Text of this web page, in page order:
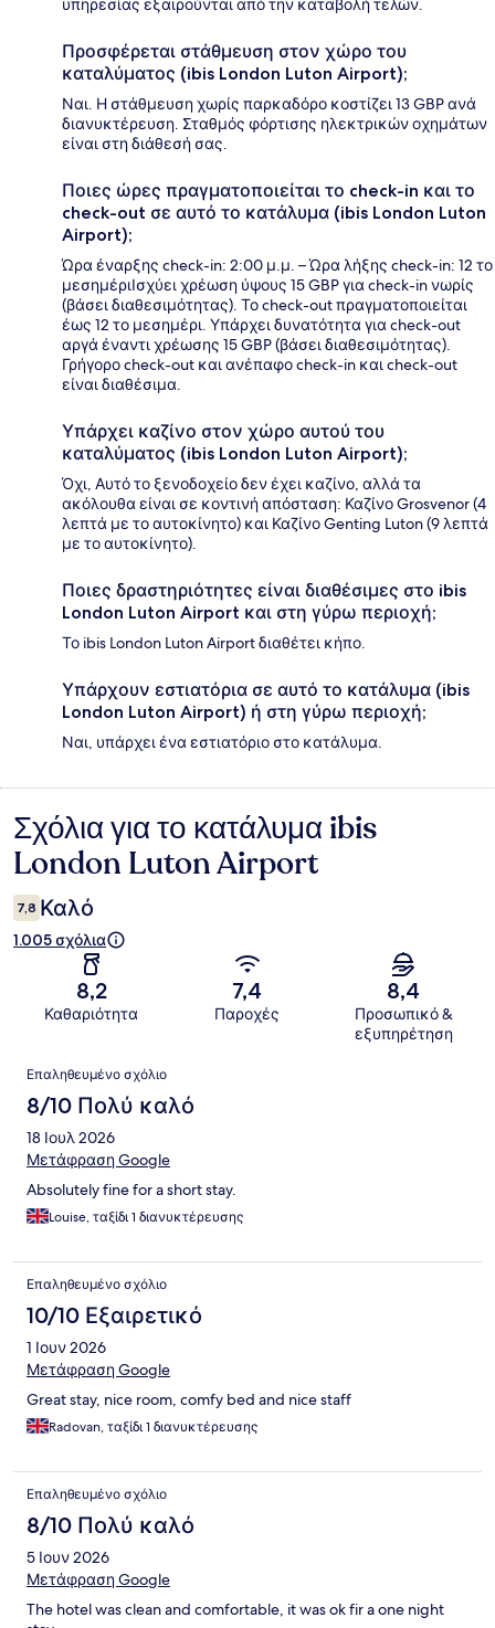
υπηρεσίας εξαιρούνται από την καταβολή τελών.
Προσφέρεται στάθμευση στον χώρο του
καταλύματος (ibis London Luton Airport);
Ναι. Η στάθμευση χωρίς παρκαδόρο κοστίζει 13 GBP ανά
διανυκτέρευση. Σταθμός φόρτισης ηλεκτρικών οχημάτων
είναι στη διάθεσή σας.
Ποιες ώρες πραγματοποιείται το check-in και το
check-out σε αυτό το κατάλυμα (ibis London Luton
Airport);
Ώρα έναρξης check-in: 2:00 μ.μ. – Ώρα λήξης check-in: 12 το
μεσημέριΙσχύει χρέωση ύψους 15 GBP για check-in νωρίς
(βάσει διαθεσιμότητας). Το check-out πραγματοποιείται
έως 12 το μεσημέρι. Υπάρχει δυνατότητα για check-out
αργά έναντι χρέωσης 15 GBP (βάσει διαθεσιμότητας).
Γρήγορο check-out και ανέπαφο check-in και check-out
είναι διαθέσιμα.
Υπάρχει καζίνο στον χώρο αυτού του
καταλύματος (ibis London Luton Airport);
Όχι, Αυτό το ξενοδοχείο δεν έχει καζίνο, αλλά τα
ακόλουθα είναι σε κοντινή απόσταση: Καζίνο Grosvenor (4
λεπτά με το αυτοκίνητο) και Καζίνο Genting Luton (9 λεπτά
με το αυτοκίνητο).
Ποιες δραστηριότητες είναι διαθέσιμες στο ibis
London Luton Airport και στη γύρω περιοχή;
Το ibis London Luton Airport διαθέτει κήπο.
Υπάρχουν εστιατόρια σε αυτό το κατάλυμα (ibis
London Luton Airport) ή στη γύρω περιοχή;
Ναι, υπάρχει ένα εστιατόριο στο κατάλυμα.
Σχόλια
Σχόλια για το κατάλυμα ibis
London Luton Airport
7,8 Καλό
1.005 σχόλια
8,2
Καθαριότητα
7,4
Παροχές
8,4
Προσωπικό &
εξυπηρέτηση
Σχόλια
Επαληθευμένο σχόλιο
8/10 Πολύ καλό
18 Ιουλ 2026
Μετάφραση Google
Absolutely fine for a short stay.
Louise, ταξίδι 1 διανυκτέρευσης
Επαληθευμένο σχόλιο
10/10 Εξαιρετικό
1 Ιουν 2026
Μετάφραση Google
Great stay, nice room, comfy bed and nice staff
Radovan, ταξίδι 1 διανυκτέρευσης
Επαληθευμένο σχόλιο
8/10 Πολύ καλό
5 Ιουν 2026
Μετάφραση Google
The hotel was clean and comfortable, it was ok fir a one night